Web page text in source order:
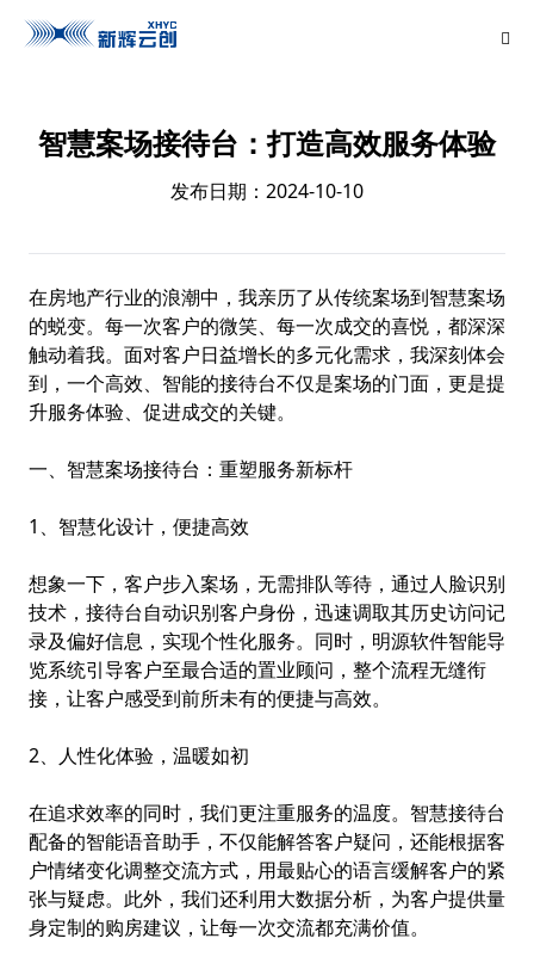
智慧案场接待台：打造高效服务体验
发布日期：2024-10-10
在房地产行业的浪潮中，我亲历了从传统案场到智慧案场
的蜕变。每一次客户的微笑、每一次成交的喜悦，都深深
触动着我。面对客户日益增长的多元化需求，我深刻体会
到，一个高效、智能的接待台不仅是案场的门面，更是提
升服务体验、促进成交的关键。
一、智慧案场接待台：重塑服务新标杆
1、智慧化设计，便捷高效
想象一下，客户步入案场，无需排队等待，通过人脸识别
技术，接待台自动识别客户身份，迅速调取其历史访问记
录及偏好信息，实现个性化服务。同时， 明源软件智能导
览系统引导客户至最合适的置业顾问，整个流程无缝衔
接，让客户感受到前所未有的便捷与高效。
2、人性化体验，温暖如初
在追求效率的同时，我们更注重服务的温度。智慧接待台
配备的智能语音助手，不仅能解答客户疑问，还能根据客
户情绪变化调整交流方式，用最贴心的语言缓解客户的紧
张与疑虑。此外，我们还利用大数据分析，为客户提供量
身定制的购房建议，让每一次交流都充满价值。